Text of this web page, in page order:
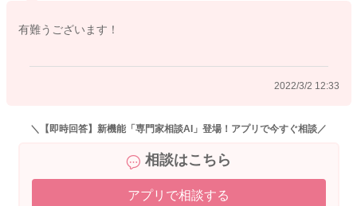
有難うございます！
2022/3/2 12:33
＼【即時回答】新機能「専門家相談AI」登場！アプリで今すぐ相談／
相談はこちら
アプリで相談する